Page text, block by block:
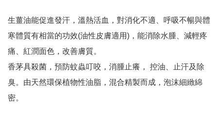
生薑油能促進發汗，溫熱活血，對消化不適、呼吸不暢與體
寒體質有相當的功效(油性皮膚適用)，能消除水腫、減輕疼
痛、紅潤面色，改善膚質。
香茅具殺菌，預防蚊蟲叮咬，消腫止癢， 控油、止汗及除
臭。由天然環保植物性油脂，混合精製而成，泡沫細緻綿
密。